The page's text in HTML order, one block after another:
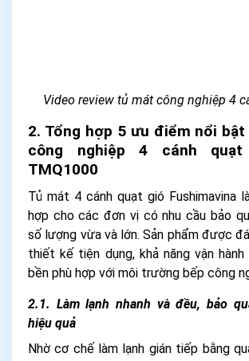
Video review tủ mát công nghiệp 4
2. Tổng hợp 5 ưu điểm nổi
công nghiệp 4 cánh quạt
TMQ1000
Tủ mát 4 cánh quạt gió Fushimavina
hợp cho các đơn vị có nhu cầu bảo
số lượng vừa và lớn. Sản phẩm được
thiết kế tiện dụng, khả năng vận
bền phù hợp với môi trường bếp công
2.1. Làm lạnh nhanh và đều, bảo
hiệu quả
Nhờ cơ chế làm lạnh gián tiếp bằng